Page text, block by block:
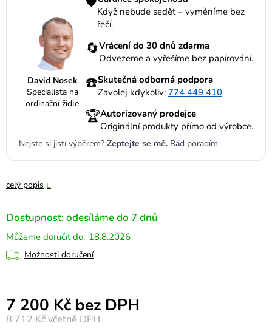
David Nosek
Specialista na
ordinační židle
Když nebude sedět – vyměníme bez
řečí.
🔄Vrácení do 30 dnů zdarma
Odvezeme a vyřešíme bez papírování.
☎️Skutečná odborná podpora
Zavolej kdykoliv: 774 449 410
🏆Autorizovaný prodejce
Originální produkty přímo od výrobce.
Nejste si jistí výběrem? Zeptejte se mě. Rád poradím.
celý popis
Dostupnost: odesíláme do 7 dnů
18.8.2026
Možnosti doručení
8 712 Kčvčetně DPH
7 200 Kč bez DPH
Měrná cena: